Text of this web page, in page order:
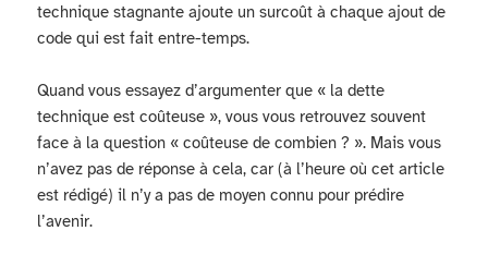
technique stagnante ajoute un surcoût à chaque ajout de
code qui est fait entre-temps.
Quand vous essayez d’argumenter que « la dette
technique est coûteuse », vous vous retrouvez souvent
face à la question « coûteuse de combien ? ». Mais vous
n’avez pas de réponse à cela, car (à l’heure où cet article
est rédigé) il n’y a pas de moyen connu pour prédire
l’avenir.